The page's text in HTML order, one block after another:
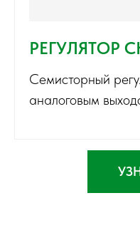
РЕГУЛЯТОР
Семисторный
аналоговым